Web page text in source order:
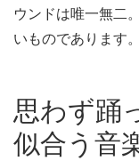
ウンドは唯一無二
いものであります。
思わず踊
似合う音